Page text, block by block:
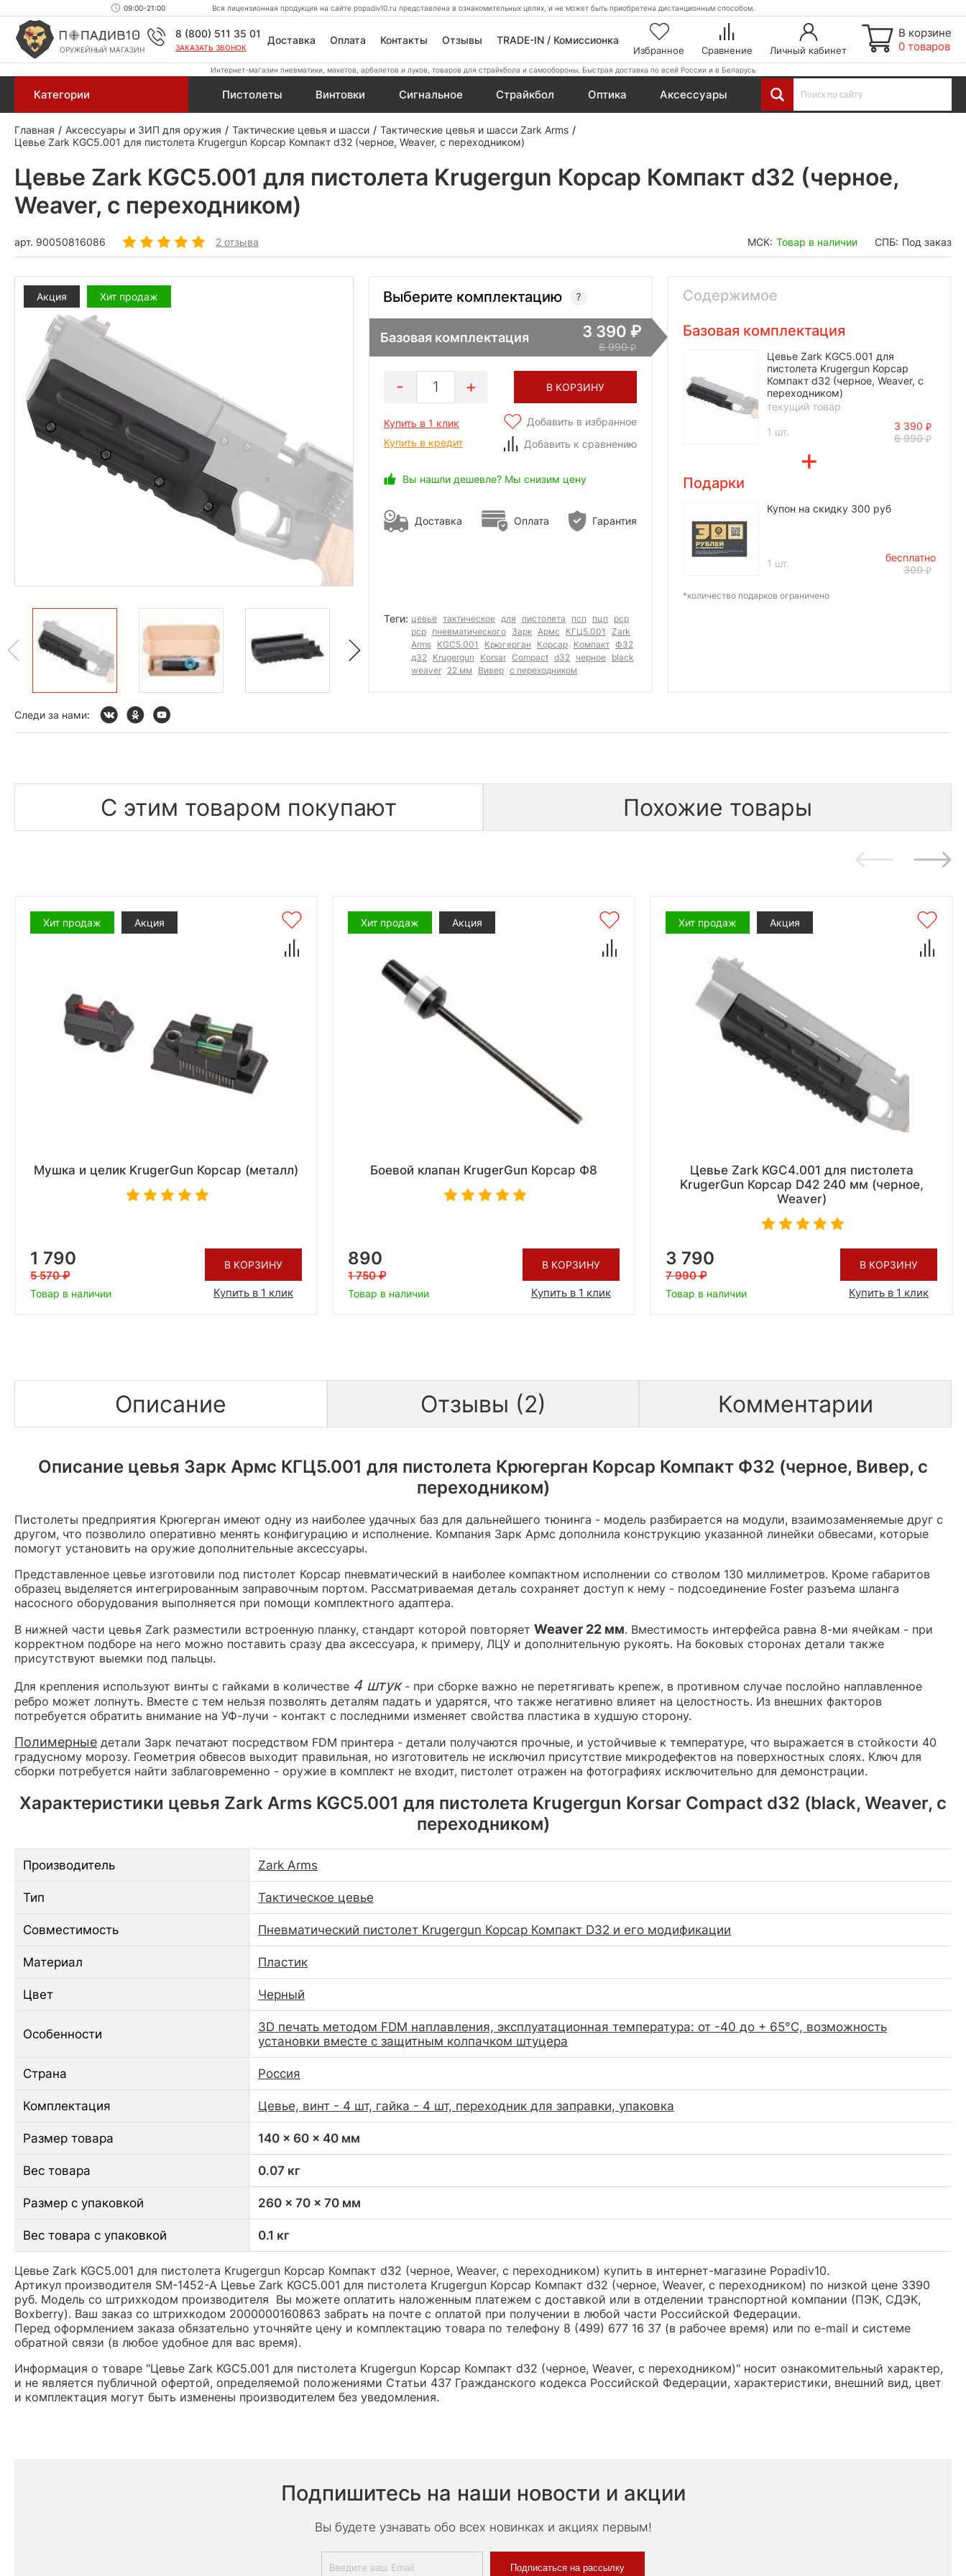
09:00-21:00 Вся лицензионная продукция на сайте popadiv10.ru представлена в ознакомительных целях, и не может быть приобретена дистанционным способом.
ОРУЖЕЙНЫЙ МАГАЗИН
8 (800) 511 35 01
ЗАКАЗАТЬ ЗВОНОК
Доставка Оплата Контакты Отзывы TRADE-IN / Комиссионка
Избранное Сравнение Личный кабинет
В корзине
0 товаров
Интернет-магазин пневматики, макетов, арбалетов и луков, товаров для страйкбола и самообороны. Быстрая доставка по всей России и в Беларусь
Категории Пистолеты Винтовки Сигнальное Страйкбол Оптика Аксессуары
Главная Аксессуары и ЗИП для оружия Тактические цевья и шасси
Тактические цевья и шасси Zark Arms
Цевье Zark KGC5.001 для пистолета Krugergun Корсар Компакт d32 (черное, Weaver, с переходником)
Цевье Zark KGC5.001 для пистолета Krugergun Корсар Компакт d32 (черное,
Weaver, с переходником)
арт. 90050816086 2 отзыва МСК: Товар в наличии СПБ: Под заказ
Акция Хит продаж Выберите комплектацию
Базовая комплектация 3 390
6 990
1 В КОРЗИНУ
Купить в 1 клик
Купить в кредит
Добавить в избранное
Добавить к сравнению
Вы нашли дешевле? Мы снизим цену
Доставка Оплата Гарантия
Теги: цевье тактическое для пистолета псп пцп
рср
pcp пневматического Зарк Армс КГЦ5.001
Zark
Arms KGC5.001 Крюгерган Корсар Компакт Ф32
д32 Krugergun Korsar Compact d32 черное black
weaver 22 мм Вивер с переходником
Содержимое
Базовая комплектация
Цевье Zark KGC5.001 для
пистолета Krugergun Корсар
Компакт d32 (черное, Weaver, с
переходником)
текущий товар
1 шт.
3 390
6 990
Подарки
Купон на скидку 300 руб
1 шт.
бесплатно
300
*количество подарков ограничено
Следи за нами:
С этим товаром покупают Похожие товары
Хит продаж Акция
Мушка и целик KrugerGun Корсар (металл)
1 790
5 570
Товар в наличии
В КОРЗИНУ
Купить в 1 клик
Хит продаж Акция
Боевой клапан KrugerGun Корсар Ф8
890
1 750
Товар в наличии
В КОРЗИНУ
Купить в 1 клик
Хит продаж Акция
Цевье Zark KGC4.001 для пистолета
KrugerGun Корсар D42 240 мм (черное,
Weaver)
3 790
7 990
Товар в наличии
В КОРЗИНУ
Купить в 1 клик
Описание Отзывы (2) Комментарии
Описание цевья Зарк Армс КГЦ5.001 для пистолета Крюгерган Корсар Компакт Ф32 (черное, Вивер, с
переходником)
Пистолеты предприятия Крюгерган имеют одну из наиболее удачных баз для дальнейшего тюнинга - модель разбирается на модули, взаимозаменяемые друг с
другом, что позволило оперативно менять конфигурацию и исполнение. Компания Зарк Армс дополнила конструкцию указанной линейки обвесами, которые
помогут установить на оружие дополнительные аксессуары.
Представленное цевье изготовили под пистолет Корсар пневматический в наиболее компактном исполнении со стволом 130 миллиметров. Кроме габаритов
образец выделяется интегрированным заправочным портом. Рассматриваемая деталь сохраняет доступ к нему - подсоединение Foster разъема шланга
насосного оборудования выполняется при помощи комплектного адаптера.
В нижней части цевья Zark разместили встроенную планку, стандарт которой повторяет Weaver 22 мм. Вместимость интерфейса равна 8-ми ячейкам - при
корректном подборе на него можно поставить сразу два аксессуара, к примеру, ЛЦУ и дополнительную рукоять. На боковых сторонах детали также
присутствуют выемки под пальцы.
Для крепления используют винты с гайками в количестве 4 штук- при сборке важно не перетягивать крепеж, в противном случае послойно наплавленное
ребро может лопнуть. Вместе с тем нельзя позволять деталям падать и ударятся, что также негативно влияет на целостность. Из внешних факторов
потребуется обратить внимание на УФ-лучи - контакт с последними изменяет свойства пластика в худшую сторону.
Полимерные детали Зарк печатают посредством FDM принтера - детали получаются прочные, и устойчивые к температуре, что выражается в стойкости 40
градусному морозу. Геометрия обвесов выходит правильная, но изготовитель не исключил присутствие микродефектов на поверхностных слоях. Ключ для
сборки потребуется найти заблаговременно - оружие в комплект не входит, пистолет отражен на фотографиях исключительно для демонстрации.
Характеристики цевья Zark Arms KGC5.001 для пистолета Krugergun Korsar Compact d32 (black, Weaver, с
переходником)
Производитель Zark Arms
Тип Тактическое цевье
Совместимость Пневматический пистолет Krugergun Корсар Компакт D32 и его модификации
Материал Пластик
Цвет Черный
Особенности
3D печать методом FDM наплавления, эксплуатационная температура: от -40 до + 65°C, возможность
установки вместе с защитным колпачком штуцера
Страна Россия
Комплектация Цевье, винт - 4 шт, гайка - 4 шт, переходник для заправки, упаковка
Размер товара 140 x 60 x 40 мм
Вес товара 0.07 кг
Размер с упаковкой 260 x 70 x 70 мм
Вес товара с упаковкой 0.1 кг
Цевье Zark KGC5.001 для пистолета Krugergun Корсар Компакт d32 (черное, Weaver, с переходником) купить в интернет-магазине Popadiv10.
Артикул производителя SM-1452-A Цевье Zark KGC5.001 для пистолета Krugergun Корсар Компакт d32 (черное, Weaver, с переходником) по низкой цене 3390
руб. Модель со штрихкодом производителя Вы можете оплатить наложенным платежем с доставкой или в отделении транспортной компании (ПЭК, СДЭК,
Boxberry). Ваш заказ со штрихкодом 2000000160863 забрать на почте с оплатой при получении в любой части Российской Федерации.
Перед оформлением заказа обязательно уточняйте цену и комплектацию товара по телефону 8 (499) 677 16 37 (в рабочее время) или по e-mail и системе
обратной связи (в любое удобное для вас время).
Информация о товаре "Цевье Zark KGC5.001 для пистолета Krugergun Корсар Компакт d32 (черное, Weaver, с переходником)" носит ознакомительный характер,
и не является публичной офертой, определяемой положениями Статьи 437 Гражданского кодекса Российской Федерации, характеристики, внешний вид, цвет
и комплектация могут быть изменены производителем без уведомления.
Подпишитесь на наши новости и акции
Вы будете узнавать обо всех новинках и акциях первым!
Подписаться на рассылку